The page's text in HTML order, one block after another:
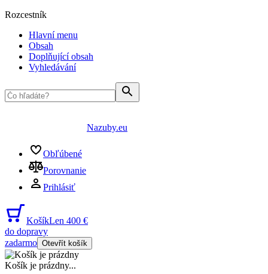
Rozcestník
Hlavní menu
Obsah
Doplňující obsah
Vyhledávání
Nazuby.eu
Obľúbené
Porovnanie
Prihlásiť
KošíkLen 400 €
do dopravy
zadarmo Otevřít košík
Košík je prázdny...